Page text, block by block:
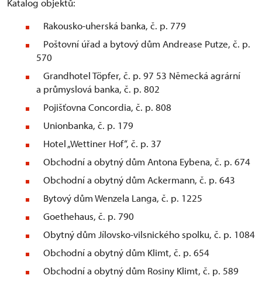
Katalog objektů:
Rakousko-uherská banka, č. p. 779
Poštovní úřad a bytový dům Andrease Putze, č. p.
570
Grandhotel Töpfer, č. p. 97 53 Německá agrární
a průmyslová banka, č. p. 802
Pojišťovna Concordia, č. p. 808
Unionbanka, č. p. 179
Hotel „Wettiner Hof“, č. p. 37
Obchodní a obytný dům Antona Eybena, č. p. 674
Obchodní a obytný dům Ackermann, č. p. 643
Bytový dům Wenzela Langa, č. p. 1225
Goethehaus, č. p. 790
Obytný dům Jílovsko-vilsnického spolku, č. p. 1084
Obchodní a obytný dům Klimt, č. p. 654
Obchodní a obytný dům Rosiny Klimt, č. p. 589